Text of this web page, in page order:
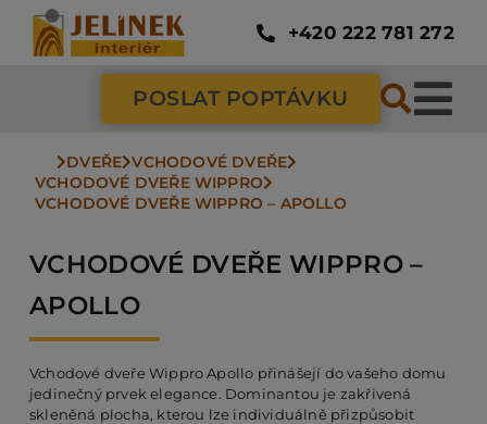
Přeskočit
obsah
+420 222 781 272
POSLAT POPTÁVKU
DVEŘE VCHODOVÉ DVEŘE
VCHODOVÉ DVEŘE WIPPRO
VCHODOVÉ DVEŘE WIPPRO – APOLLO
VCHODOVÉ DVEŘE WIPPRO –
APOLLO
Vchodové dveře Wippro Apollo přinášejí do vašeho domu
jedinečný prvek elegance. Dominantou je zakřivená
skleněná plocha, kterou lze individuálně přizpůsobit